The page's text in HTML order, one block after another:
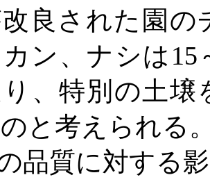
良された園
ン、ナシは15
、特別の土
と考えられる
品質に対する